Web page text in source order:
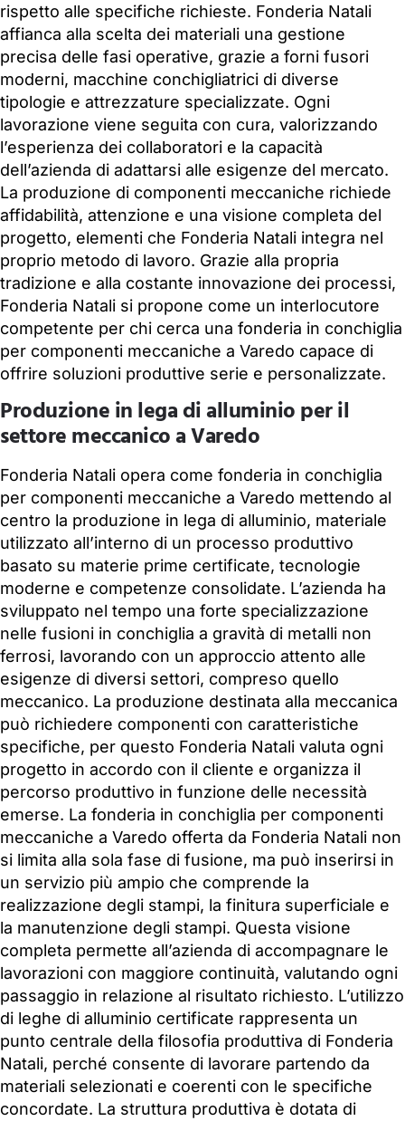
rispetto alle specifiche richieste. Fonderia Natali
affianca alla scelta dei materiali una gestione
precisa delle fasi operative, grazie a forni fusori
moderni, macchine conchigliatrici di diverse
tipologie e attrezzature specializzate. Ogni
lavorazione viene seguita con cura, valorizzando
l’esperienza dei collaboratori e la capacità
dell’azienda di adattarsi alle esigenze del mercato.
La produzione di componenti meccaniche richiede
affidabilità, attenzione e una visione completa del
progetto, elementi che Fonderia Natali integra nel
proprio metodo di lavoro. Grazie alla propria
tradizione e alla costante innovazione dei processi,
Fonderia Natali si propone come un interlocutore
competente per chi cerca una fonderia in conchiglia
per componenti meccaniche a Varedo capace di
offrire soluzioni produttive serie e personalizzate.
Produzione in lega di alluminio per il
settore meccanico a Varedo
Fonderia Natali opera come fonderia in conchiglia
per componenti meccaniche a Varedo mettendo al
centro la produzione in lega di alluminio, materiale
utilizzato all’interno di un processo produttivo
basato su materie prime certificate, tecnologie
moderne e competenze consolidate. L’azienda ha
sviluppato nel tempo una forte specializzazione
nelle fusioni in conchiglia a gravità di metalli non
ferrosi, lavorando con un approccio attento alle
esigenze di diversi settori, compreso quello
meccanico. La produzione destinata alla meccanica
può richiedere componenti con caratteristiche
specifiche, per questo Fonderia Natali valuta ogni
progetto in accordo con il cliente e organizza il
percorso produttivo in funzione delle necessità
emerse. La fonderia in conchiglia per componenti
meccaniche a Varedo offerta da Fonderia Natali non
si limita alla sola fase di fusione, ma può inserirsi in
un servizio più ampio che comprende la
realizzazione degli stampi, la finitura superficiale e
la manutenzione degli stampi. Questa visione
completa permette all’azienda di accompagnare le
lavorazioni con maggiore continuità, valutando ogni
passaggio in relazione al risultato richiesto. L’utilizzo
di leghe di alluminio certificate rappresenta un
punto centrale della filosofia produttiva di Fonderia
Natali, perché consente di lavorare partendo da
materiali selezionati e coerenti con le specifiche
concordate. La struttura produttiva è dotata di